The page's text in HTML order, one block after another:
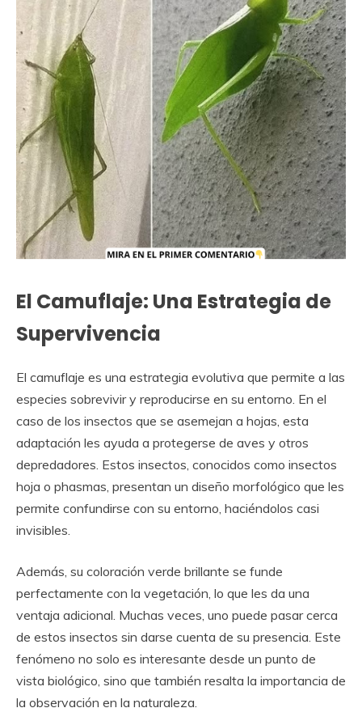
El Camuflaje: Una Estrategia de
Supervivencia
El camuflaje es una estrategia evolutiva que permite a las
especies sobrevivir y reproducirse en su entorno. En el
caso de los insectos que se asemejan a hojas, esta
adaptación les ayuda a protegerse de aves y otros
depredadores. Estos insectos, conocidos como insectos
hoja o phasmas, presentan un diseño morfológico que les
permite confundirse con su entorno, haciéndolos casi
invisibles.
Además, su coloración verde brillante se funde
perfectamente con la vegetación, lo que les da una
ventaja adicional. Muchas veces, uno puede pasar cerca
de estos insectos sin darse cuenta de su presencia. Este
fenómeno no solo es interesante desde un punto de
vista biológico, sino que también resalta la importancia de
la observación en la naturaleza.